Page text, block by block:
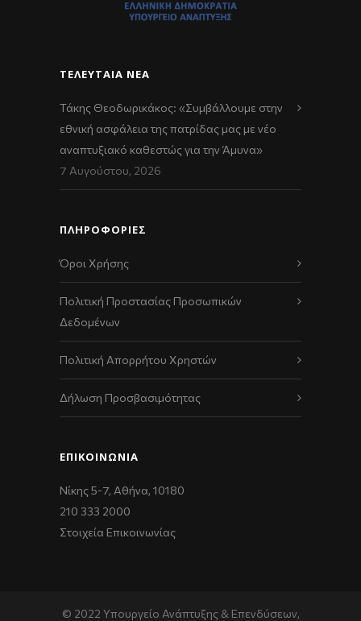
ΤΕΛΕΥΤΑΊΑ ΝΈΑ
Τάκης Θεοδωρικάκος: «Συμβάλλουμε στην
εθνική ασφάλεια της πατρίδας μας με νέο
αναπτυξιακό καθεστώς για την Άμυνα»
7 Αυγούστου, 2026
ΠΛΗΡΟΦΟΡΙΕΣ
Όροι Χρήσης
Πολιτική Προστασίας Προσωπικών
Δεδομένων
Πολιτική Απορρήτου Χρηστών
Δήλωση Προσβασιμότητας
ΕΠΙΚΟΙΝΩΝΊΑ
Νίκης 5-7, Αθήνα, 10180
210 333 2000
Στοιχεία Επικοινωνίας
© 2022 Υπουργείο Ανάπτυξης & Επενδύσεων,